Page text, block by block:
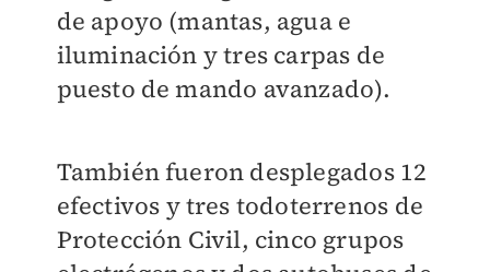
de apoyo (mantas, agua e
iluminación y tres carpas de
puesto de mando avanzado).
También fueron desplegados 12
efectivos y tres todoterrenos de
Protección Civil, cinco grupos